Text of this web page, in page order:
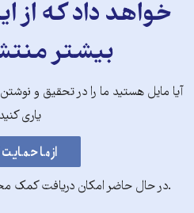
خواهد داد که از
بیشتر
آیا مایل هستید ما را در تحقیق و
یاری
.در حال حاضر امکان دریافت کمک